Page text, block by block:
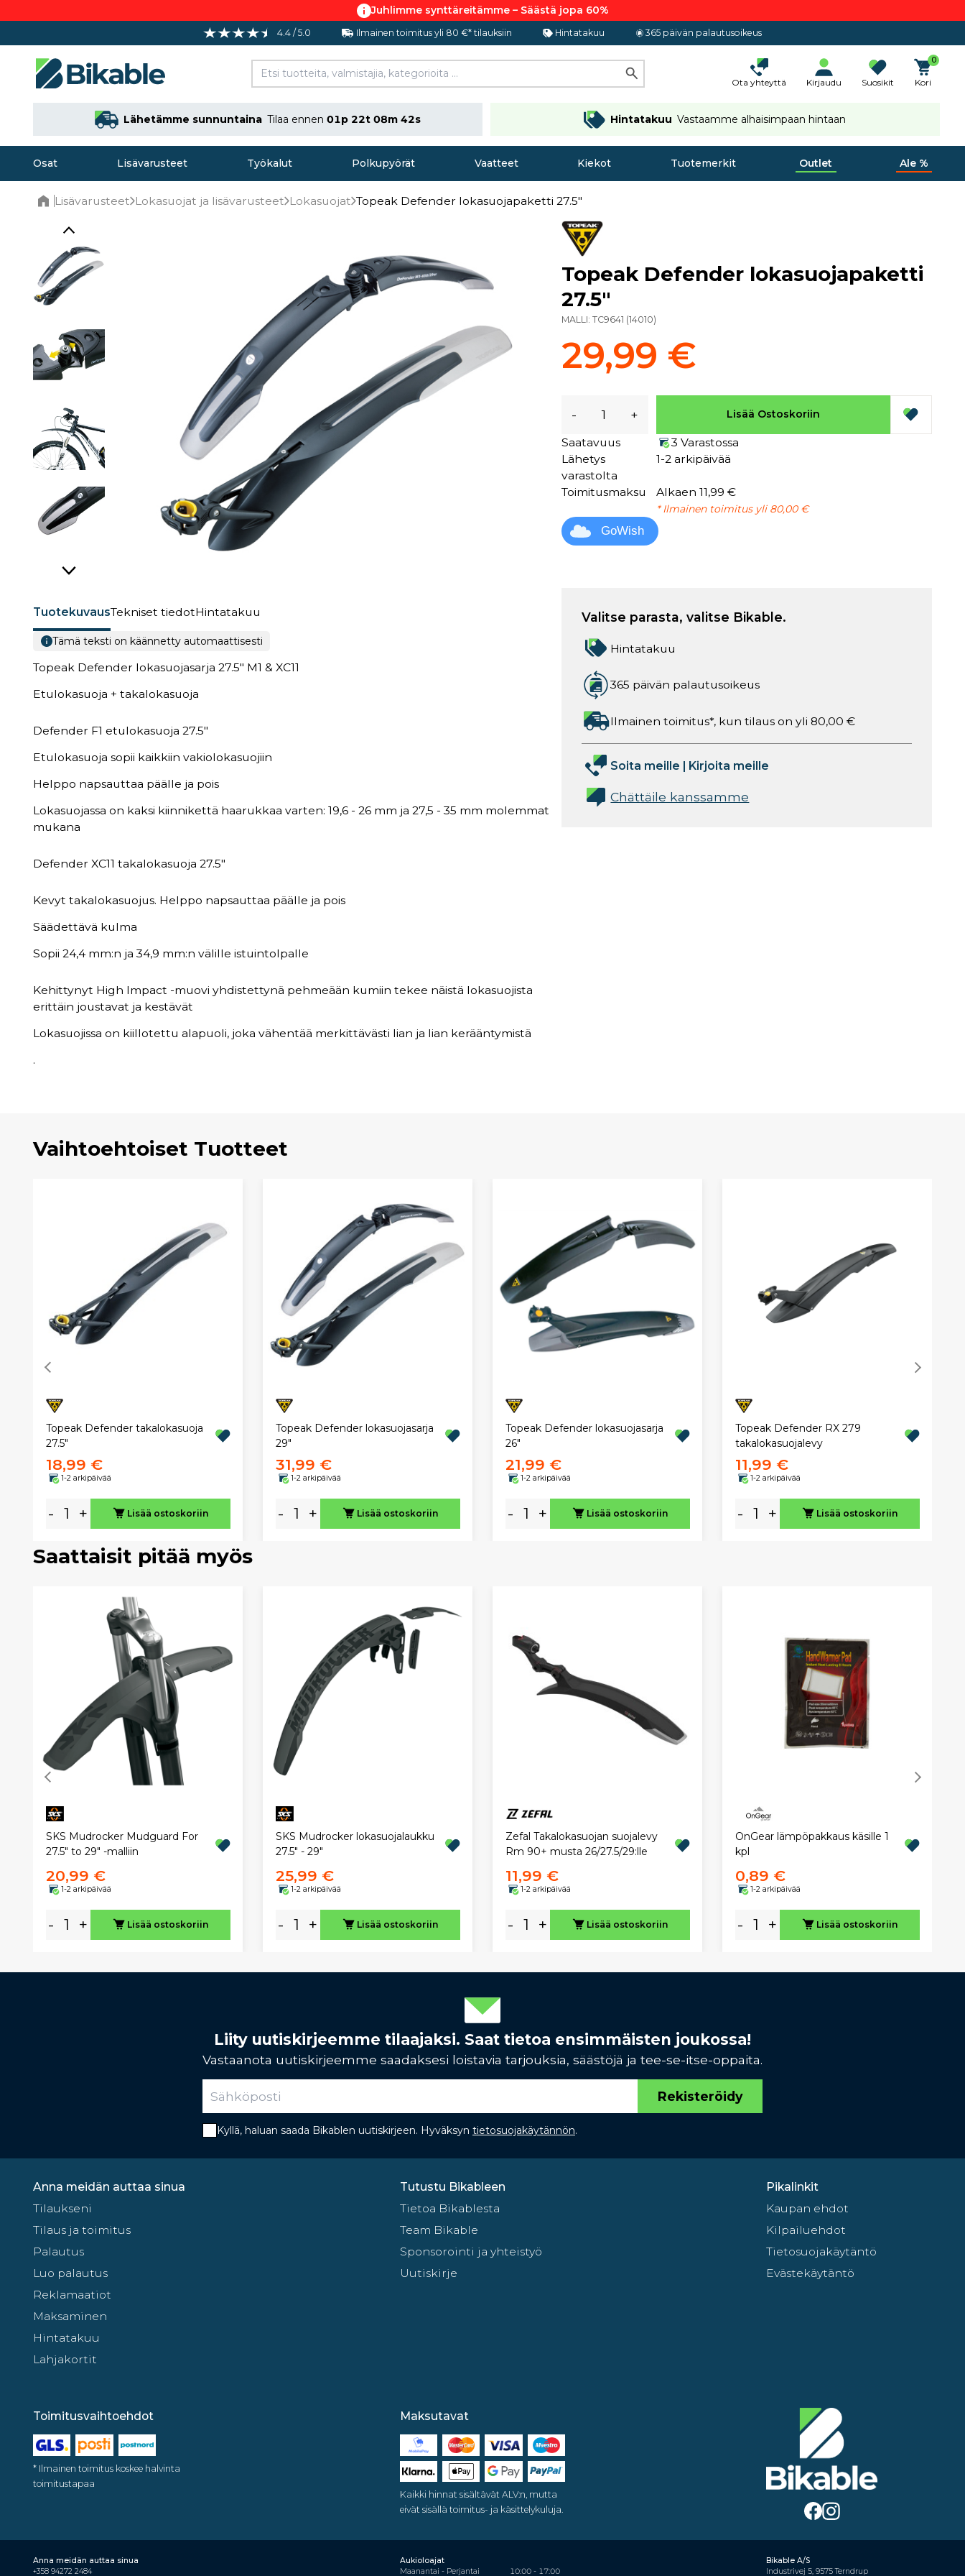
Juhlimme synttäreitämme – Säästä jopa 60%
4.4 / 5.0 Ilmainen toimitus yli 80 €* tilauksiin Hintatakuu 365 päivän palautusoikeus
Ota yhteyttä Kirjaudu Suosikit
0
Kori
Lähetämme sunnuntaina Tilaa ennen 01p 22t 08m 41s Hintatakuu Vastaamme alhaisimpaan hintaan
Osat Lisävarusteet Työkalut Polkupyörät Vaatteet Kiekot Tuotemerkit Outlet Ale %
Lisävarusteet Lokasuojat ja lisävarusteet Lokasuojat Topeak Defender lokasuojapaketti 27.5"
TuotekuvausTekniset tiedotHintatakuu
Tämä teksti on käännetty automaattisesti
Topeak Defender lokasuojasarja 27.5" M1 & XC11
Etulokasuoja + takalokasuoja
Defender F1 etulokasuoja 27.5"
Etulokasuoja sopii kaikkiin vakiolokasuojiin
Helppo napsauttaa päälle ja pois
Lokasuojassa on kaksi kiinnikettä haarukkaa varten: 19,6 - 26 mm ja 27,5 - 35 mm molemmat
mukana
Defender XC11 takalokasuoja 27.5"
Kevyt takalokasuojus. Helppo napsauttaa päälle ja pois
Säädettävä kulma
Sopii 24,4 mm:n ja 34,9 mm:n välille istuintolpalle
Kehittynyt High Impact -muovi yhdistettynä pehmeään kumiin tekee näistä lokasuojista
erittäin joustavat ja kestävät
Lokasuojissa on kiillotettu alapuoli, joka vähentää merkittävästi lian ja lian kerääntymistä
.
Topeak Defender lokasuojapaketti
27.5"
MALLI:TC9641 (14010)
29,99 €
- + Lisää Ostoskoriin
Saatavuus
3 Varastossa
Lähetys
varastolta
1-2 arkipäivää
Toimitusmaksu Alkaen 11,99 €
* Ilmainen toimitus yli 80,00 €
GoWish
Valitse parasta, valitse Bikable.
Hintatakuu
365 päivän palautusoikeus
Ilmainen toimitus*, kun tilaus on yli 80,00 €
Soita meille | Kirjoita meille
Chättäile kanssamme
Vaihtoehtoiset Tuotteet
Topeak Defender takalokasuoja
27.5"
18,99 €
1-2 arkipäivää
- + Lisää ostoskoriin
Topeak Defender lokasuojasarja
29"
31,99 €
1-2 arkipäivää
- + Lisää ostoskoriin
Topeak Defender lokasuojasarja
26"
21,99 €
1-2 arkipäivää
- + Lisää ostoskoriin
Topeak Defender RX 279
takalokasuojalevy
11,99 €
1-2 arkipäivää
- + Lisää ostoskoriin
Saattaisit pitää myös
SKS Mudrocker Mudguard For
27.5" to 29" -malliin
20,99 €
1-2 arkipäivää
- + Lisää ostoskoriin
SKS Mudrocker lokasuojalaukku
27.5" - 29"
25,99 €
1-2 arkipäivää
- + Lisää ostoskoriin
Zefal Takalokasuojan suojalevy
Rm 90+ musta 26/27.5/29:lle
11,99 €
1-2 arkipäivää
- + Lisää ostoskoriin
OnGear lämpöpakkaus käsille 1
kpl
0,89 €
1-2 arkipäivää
- + Lisää ostoskoriin
Liity uutiskirjeemme tilaajaksi. Saat tietoa ensimmäisten joukossa!
Vastaanota uutiskirjeemme saadaksesi loistavia tarjouksia, säästöjä ja tee-se-itse-oppaita.
Rekisteröidy
Kyllä, haluan saada Bikablen uutiskirjeen. Hyväksyn tietosuojakäytännön.
Anna meidän auttaa sinua
Tilaukseni
Tilaus ja toimitus
Palautus
Luo palautus
Reklamaatiot
Maksaminen
Hintatakuu
Lahjakortit
Tutustu Bikableen
Tietoa Bikablesta
Team Bikable
Sponsorointi ja yhteistyö
Uutiskirje
Pikalinkit
Kaupan ehdot
Kilpailuehdot
Tietosuojakäytäntö
Evästekäytäntö
Toimitusvaihtoehdot
* Ilmainen toimitus koskee halvinta
toimitustapaa
Maksutavat
Kaikki hinnat sisältävät ALV:n, mutta
eivät sisällä toimitus- ja käsittelykuluja.
Anna meidän auttaa sinua
+358 94272 2484
Aukioloajat
Maanantai - Perjantai
10:00 - 17:00
Bikable A/S
Industrivej 5, 9575 Terndrup